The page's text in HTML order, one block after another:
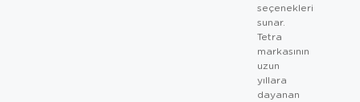
seçenekleri
sunar.
Tetra
markasının
uzun
yıllara
dayanan